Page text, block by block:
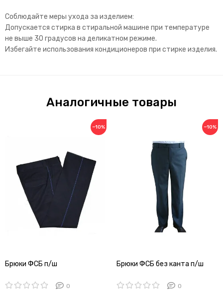
Соблюдайте меры ухода за изделием:
Допускается стирка в стиральной машине при температуре
не выше 30 градусов на деликатном режиме.
Избегайте использования кондиционеров при стирке изделия.
Аналогичные товары
−10%
Брюки ФСБ п/ш
0
−10%
Брюки ФСБ без канта п/ш
0